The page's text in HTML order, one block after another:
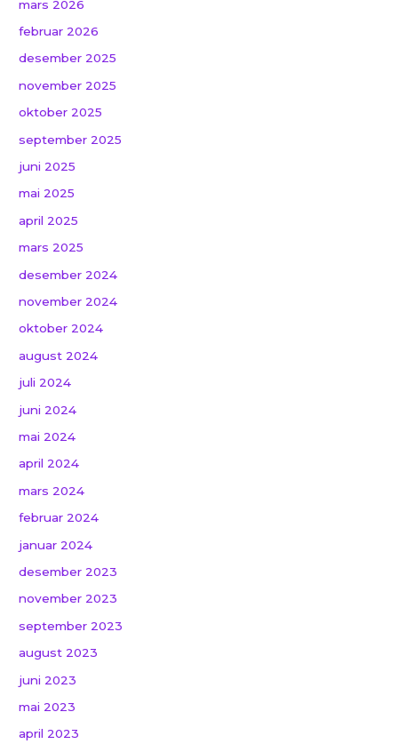
mars 2026
februar 2026
desember 2025
november 2025
oktober 2025
september 2025
juni 2025
mai 2025
april 2025
mars 2025
desember 2024
november 2024
oktober 2024
august 2024
juli 2024
juni 2024
mai 2024
april 2024
mars 2024
februar 2024
januar 2024
desember 2023
november 2023
september 2023
august 2023
juni 2023
mai 2023
april 2023